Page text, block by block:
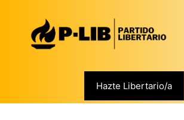
contenido
Hazte Libertario/a